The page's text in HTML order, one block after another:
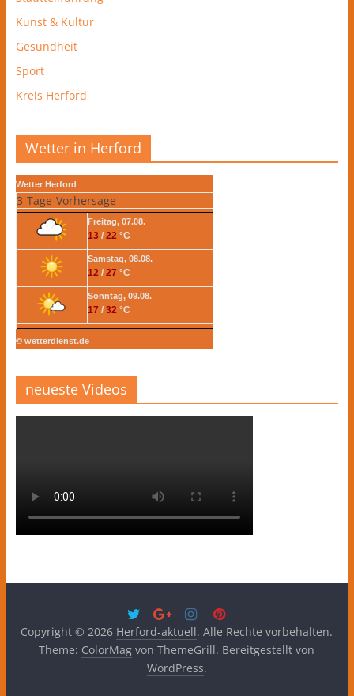
Kunst & Kultur
Gesundheit
Sport
Kreis Herford
Wetter in Herford
Wetter Herford
3-Tage-Vorhersage
Freitag, 07.08.
13 / 22 °C
Samstag, 08.08.
12 / 27 °C
Sonntag, 09.08.
17 / 32 °C
© wetterdienst.de
neueste Videos
Copyright © 2026 Herford-aktuell. Alle Rechte vorbehalten.
Theme: ColorMag von ThemeGrill. Bereitgestellt von
WordPress.